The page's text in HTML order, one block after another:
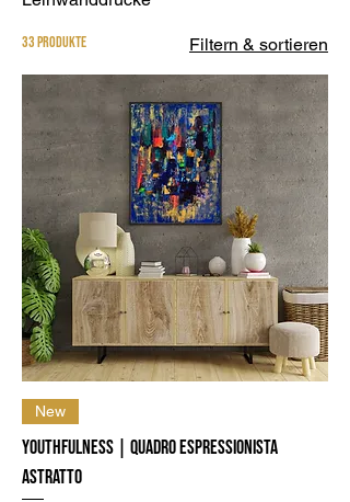
33 Produkte Filtern & sortieren
New
Youthfulness | Quadro Espressionista
Astratto